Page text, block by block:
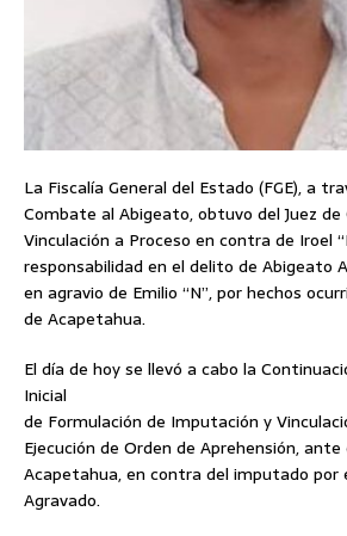
La Fiscalía General del Estado (FGE), a
Combate al Abigeato, obtuvo del Juez de
Vinculación a Proceso en contra de Iroel
responsabilidad en el delito de Abigeato
en agravio de Emilio “N”, por hechos
de Acapetahua.
El día de hoy se llevó a cabo la
Inicial
de Formulación de Imputación y
Ejecución de Orden de Aprehensión,
Acapetahua, en contra del imputado por
Agravado.